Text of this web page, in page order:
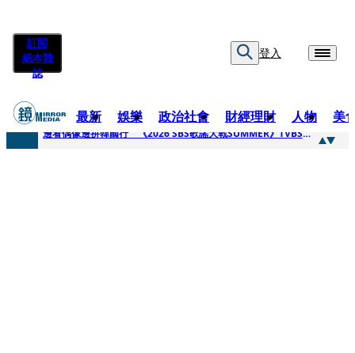
訂閱
紙本雜
誌
登入
最新 娛樂 政治社會 財經理財 人物 美
快訊
邊看偶像邊拚韓國行 《2026 SBS歌謠大戰SUMMER》TVBS直播祭追星福利